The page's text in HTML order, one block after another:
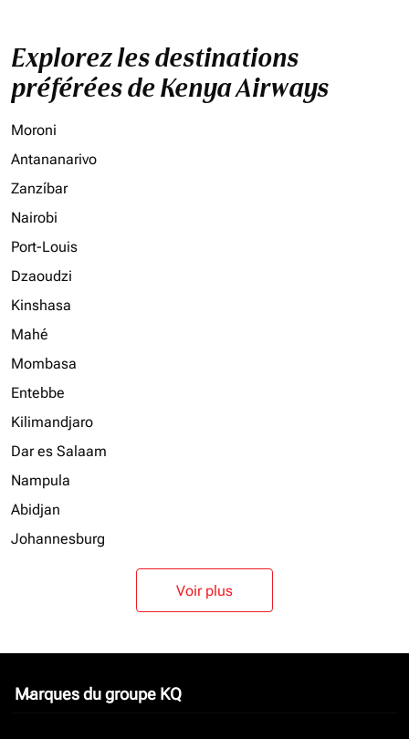
Explorez les destinations
préférées de Kenya Airways
Moroni
Antananarivo
Zanzíbar
Nairobi
Port-Louis
Dzaoudzi
Kinshasa
Mahé
Mombasa
Entebbe
Kilimandjaro
Dar es Salaam
Nampula
Abidjan
Johannesburg
Voir plus
Marques du groupe KQ
keyboard_arrow_down